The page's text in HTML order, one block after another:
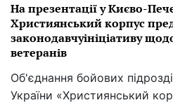
На презентації у Києво-
Християнський корпус
законодавчуініціативу
ветеранів
Об'єднання бойових
України «Християнський